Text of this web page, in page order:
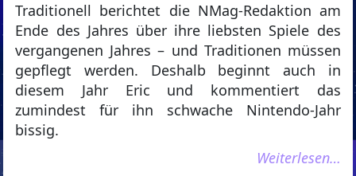
Traditionell berichtet die NMag-Redaktion am
Ende des Jahres über ihre liebsten Spiele des
vergangenen Jahres – und Traditionen müssen
gepflegt werden. Deshalb beginnt auch in
diesem Jahr Eric und kommentiert das
zumindest für ihn schwache Nintendo-Jahr
bissig.
Weiterlesen…